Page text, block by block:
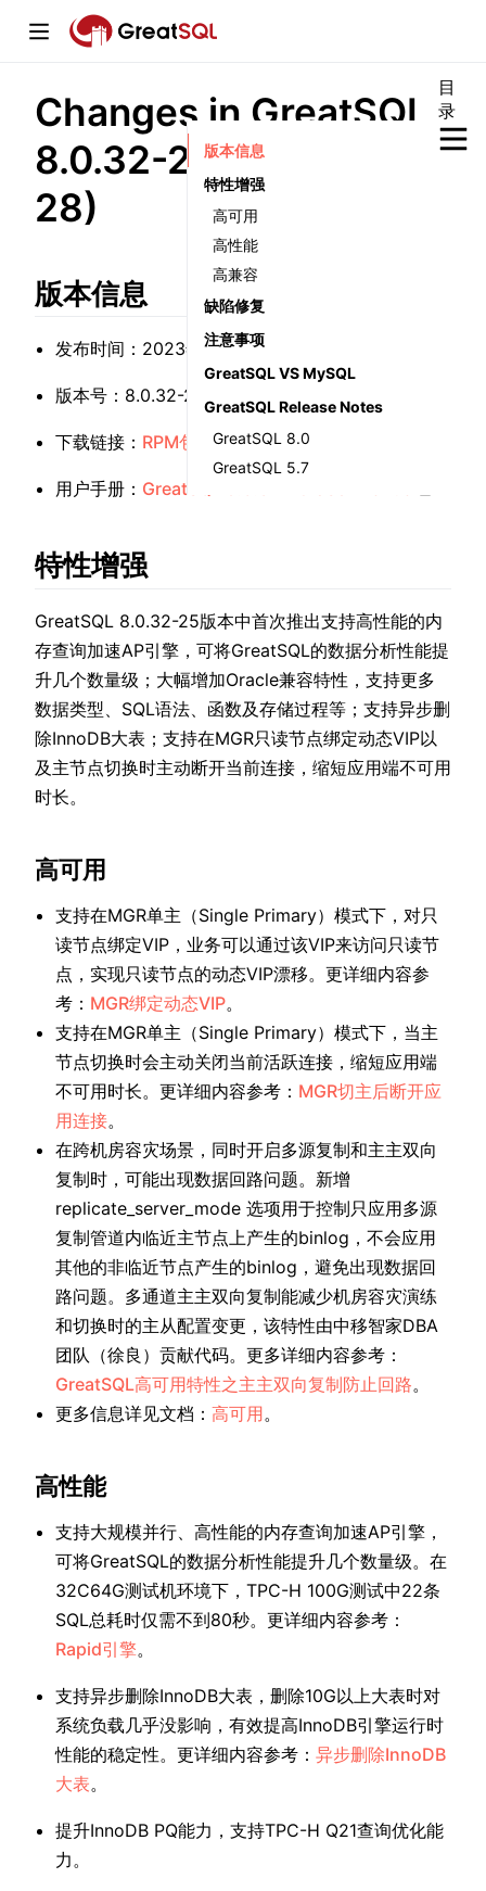
Changes in GreatSQL
8.0.32-25 (2023-12-
28)
版本信息
发布时间：2023年12月28日
版本号：8.0.32-25, Revision db07cc5cb73
下载链接： RPM包 (opens new window)
、TAR包 (opens new window)
、
用户手册： GreatSQL 8.0.32-25 User Manual
特性增强
GreatSQL 8.0.32-25版本中首次推出支持高性能的内
存查询加速AP引擎，可将GreatSQL的数据分析性能提
升几个数量级；大幅增加Oracle兼容特性，支持更多
数据类型、SQL语法、函数及存储过程等；支持异步删
除InnoDB大表；支持在MGR只读节点绑定动态VIP以
及主节点切换时主动断开当前连接，缩短应用端不可用
时长。
高可用
支持在MGR单主（Single Primary）模式下，对只
读节点绑定VIP，业务可以通过该VIP来访问只读节
点，实现只读节点的动态VIP漂移。更详细内容参
考： MGR绑定动态VIP。
支持在MGR单主（Single Primary）模式下，当主
节点切换时会主动关闭当前活跃连接，缩短应用端
不可用时长。更详细内容参考： MGR切主后断开应
用连接。
在跨机房容灾场景，同时开启多源复制和主主双向
复制时，可能出现数据回路问题。新增
replicate_server_mode 选项用于控制只应用多源
复制管道内临近主节点上产生的binlog，不会应用
其他的非临近节点产生的binlog，避免出现数据回
路问题。多通道主主双向复制能减少机房容灾演练
和切换时的主从配置变更，该特性由中移智家DBA
团队（徐良）贡献代码。更多详细内容参考：
GreatSQL高可用特性之主主双向复制防止回路。
更多信息详见文档：高可用。
高性能
支持大规模并行、高性能的内存查询加速AP引擎，
可将GreatSQL的数据分析性能提升几个数量级。在
32C64G测试机环境下，TPC-H 100G测试中22条
SQL总耗时仅需不到80秒。更详细内容参考：
Rapid引擎。
支持异步删除InnoDB大表，删除10G以上大表时对
系统负载几乎没影响，有效提高InnoDB引擎运行时
性能的稳定性。更详细内容参考：异步删除InnoDB
大表。
提升InnoDB PQ能力，支持TPC-H Q21查询优化能
力。
目
录
版本信息
特性增强
高可用
高性能
高兼容
缺陷修复
注意事项
GreatSQL VS MySQL
GreatSQL Release Notes
GreatSQL 8.0
GreatSQL 5.7